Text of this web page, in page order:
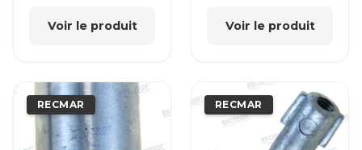
Voir le produit Voir le produit
RECMAR RECMAR